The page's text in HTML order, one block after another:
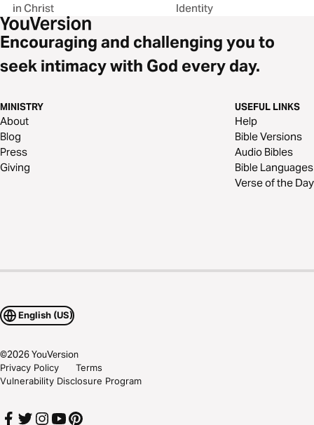
in Christ
Identity
Encouraging and challenging you to
seek intimacy with God every day.
MINISTRY
About
Blog
Press
Giving
USEFUL LINKS
Help
Bible Versions
Audio Bibles
Bible Languages
Verse of the Day
English (US)
©2026YouVersion
Privacy Policy
Terms
Vulnerability Disclosure Program